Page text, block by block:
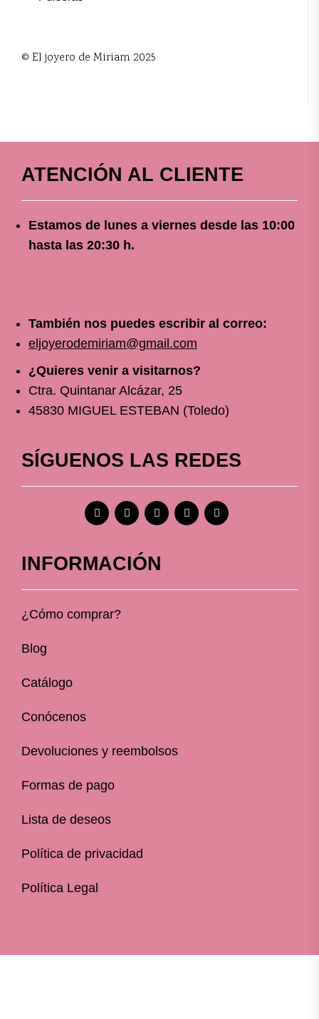
© El joyero de Miriam 2025
ATENCIÓN AL CLIENTE
Estamos de lunes a viernes desde las 10:00
hasta las 20:30 h.
También nos puedes escribir al correo:
eljoyerodemiriam@gmail.com
¿Quieres venir a visitarnos?
Ctra. Quintanar Alcázar, 25
45830 MIGUEL ESTEBAN (Toledo)
SÍGUENOS LAS REDES
INFORMACIÓN
¿Cómo comprar?
Blog
Catálogo
Conócenos
Devoluciones y reembolsos
Formas de pago
Lista de deseos
Política de privacidad
Política Legal